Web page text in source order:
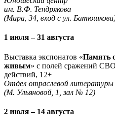
им. В.Ф. Тендрякова
(Мира, 34, вход с ул.
1 июля – 31 августа
Выставка экспонатов «Память
живым» с полей сражений
действий, 12+
Отдел отраслевой литературы
(М. Ульяновой, 1, зал № 12)
2 июля – 14 августа